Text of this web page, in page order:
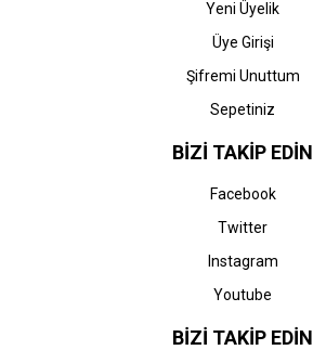
Yeni Üyelik
Üye Girişi
Şifremi Unuttum
Sepetiniz
BİZİ TAKİP EDİN
Facebook
Twitter
Instagram
Youtube
BİZİ TAKİP EDİN